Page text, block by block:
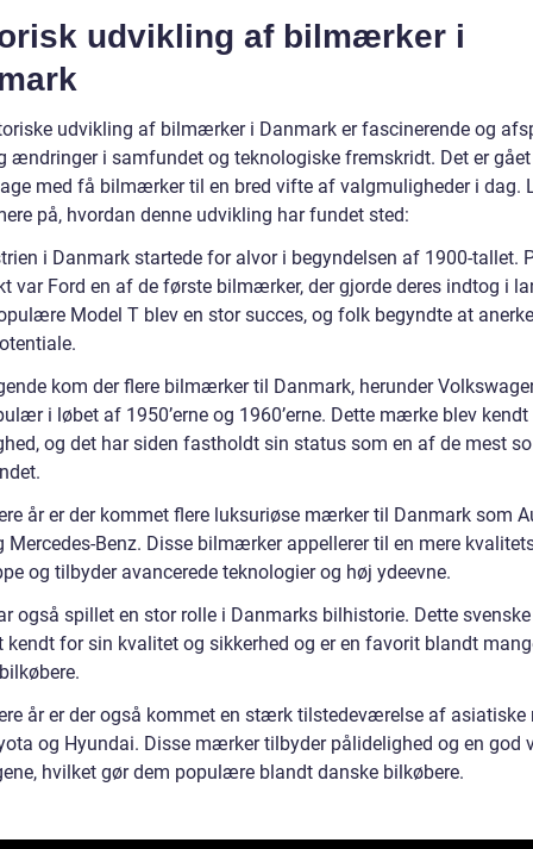
udvikling af bilmærker i
udvikling af bilmærker i Danmark er fascinerende og
ændringer i samfundet og teknologiske fremskridt. Det er
med få bilmærker til en bred vifte af valgmuligheder i dag.
på, hvordan denne udvikling har fundet sted:
i Danmark startede for alvor i begyndelsen af 1900-tallet.
var Ford en af de første bilmærker, der gjorde deres indtog i
Model T blev en stor succes, og folk begyndte at
kom der flere bilmærker til Danmark, herunder
i løbet af 1950’erne og 1960’erne. Dette mærke blev
og det har siden fastholdt sin status som en af de mest
år er der kommet flere luksuriøse mærker til Danmark som
Mercedes-Benz. Disse bilmærker appellerer til en mere
og tilbyder avancerede teknologier og høj ydeevne.
også spillet en stor rolle i Danmarks bilhistorie. Dette
kendt for sin kvalitet og sikkerhed og er en favorit blandt
år er der også kommet en stærk tilstedeværelse af
og Hyundai. Disse mærker tilbyder pålidelighed og en god
hvilket gør dem populære blandt danske bilkøbere.